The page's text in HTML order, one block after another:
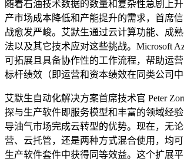
随着石油技术数据的数量和复杂性急剧上
产市场成本降低和产能提升的需求，首席
战愈发严峻。艾默生通过云计算功能、成
法以及其它技术应对这些挑战。Microsoft
可拓展且具备协作性的工作流程，帮助运
标杆绩效（即运营和资本绩效在同类公司中
艾默生自动化解决方案首席技术官 Peter
探与生产软件即服务模型和丰富的领域经验
导油气市场完成云转型的优势。现在，无
营、云托管，还是两种方式混合使用，均
生产软件套件中获得同等效益。这个扩展